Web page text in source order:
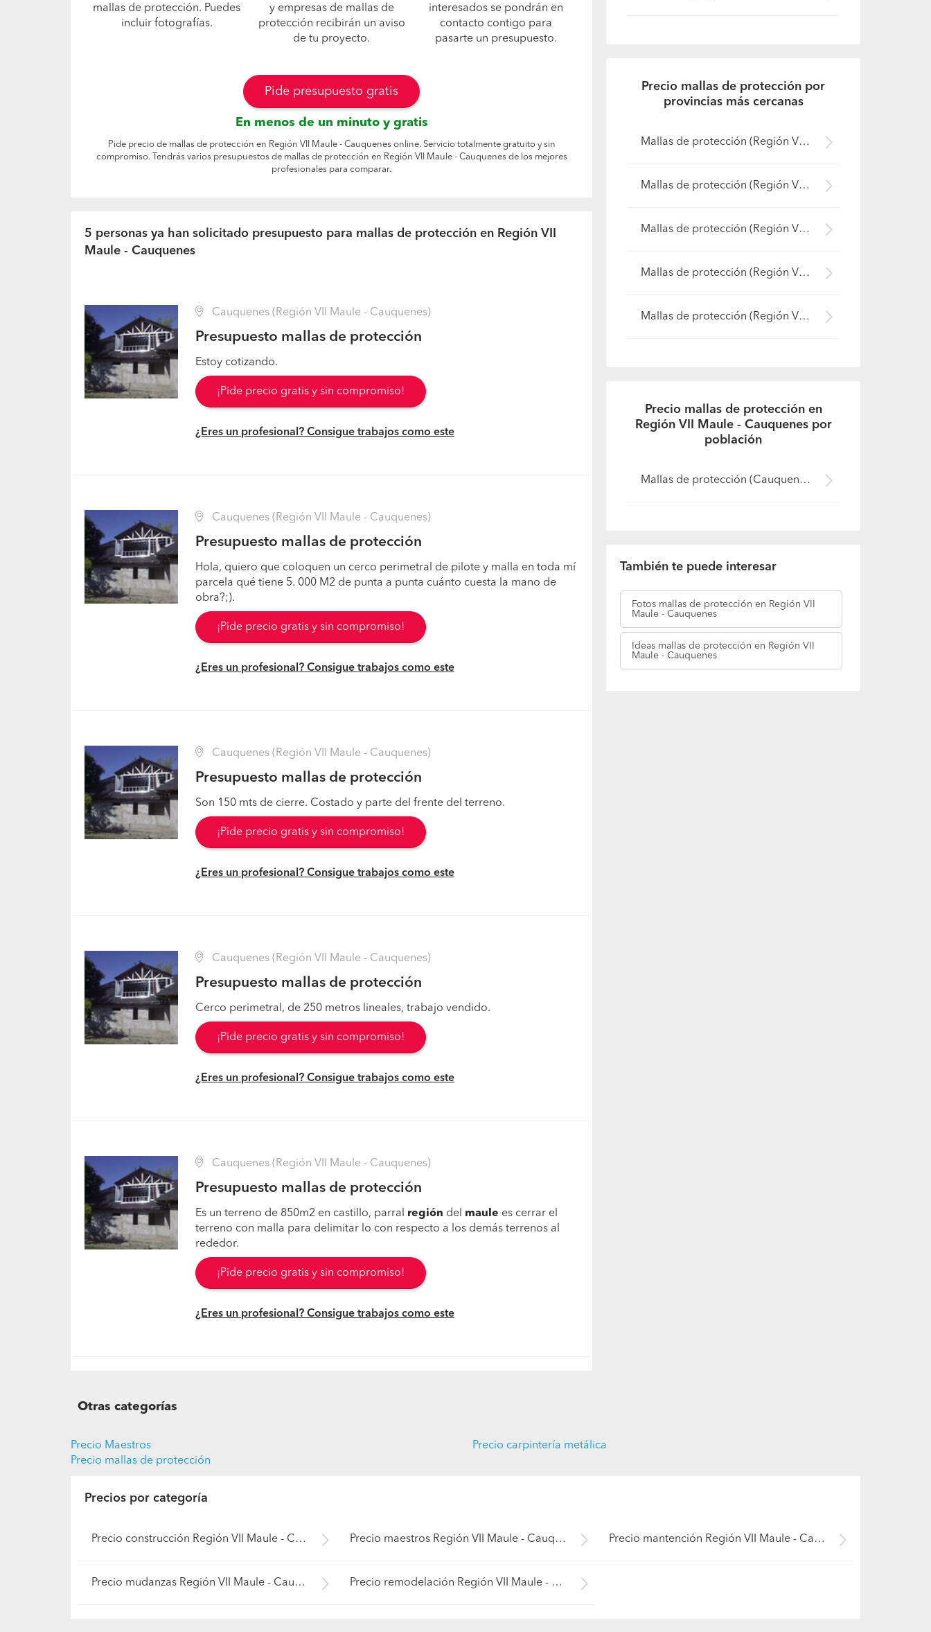
mallas de protección. Puedes
incluir fotografías.
y empresas de mallas de
protección recibirán un aviso
de tu proyecto.
interesados se pondrán en
contacto contigo para
pasarte un presupuesto.
Pide presupuesto gratis
En menos de un minuto y gratis
Pide precio de mallas de protección en Región VII Maule - Cauquenes online. Servicio totalmente gratuito y sin
compromiso. Tendrás varios presupuestos de mallas de protección en Región VII Maule - Cauquenes de los mejores
profesionales para comparar.
5 personas ya han solicitado presupuesto para mallas de protección en Región VII
Maule - Cauquenes
Cauquenes (Región VII Maule - Cauquenes)
Presupuesto mallas de protección
Estoy cotizando.
¡Pide precio gratis y sin compromiso!
¿Eres un profesional? Consigue trabajos como este
Cauquenes (Región VII Maule - Cauquenes)
Presupuesto mallas de protección
Hola, quiero que coloquen un cerco perimetral de pilote y malla en toda mí
parcela qué tiene 5. 000 M2 de punta a punta cuánto cuesta la mano de
obra?;).
¡Pide precio gratis y sin compromiso!
¿Eres un profesional? Consigue trabajos como este
Cauquenes (Región VII Maule - Cauquenes)
Presupuesto mallas de protección
Son 150 mts de cierre. Costado y parte del frente del terreno.
¡Pide precio gratis y sin compromiso!
¿Eres un profesional? Consigue trabajos como este
Cauquenes (Región VII Maule - Cauquenes)
Presupuesto mallas de protección
Cerco perimetral, de 250 metros lineales, trabajo vendido.
¡Pide precio gratis y sin compromiso!
¿Eres un profesional? Consigue trabajos como este
Cauquenes (Región VII Maule - Cauquenes)
Presupuesto mallas de protección
Es un terreno de 850m2 en castillo, parral región del maule es cerrar el
terreno con malla para delimitar lo con respecto a los demás terrenos al
rededor.
¡Pide precio gratis y sin compromiso!
¿Eres un profesional? Consigue trabajos como este
Precio mallas de protección por
provincias más cercanas
Mallas de protección (Región VII Maule - Talca)
Mallas de protección (Región VIII Biobío - Ñuble)
Mallas de protección (Región VII Maule - Linares)
Mallas de protección (Región VIII Biobío - Bío-Bío)
Mallas de protección (Región VIII Biobío - Concepción)
Precio mallas de protección en
Región VII Maule - Cauquenes por
población
Mallas de protección (Cauquenes)
También te puede interesar
Fotos mallas de protección en Región VII
Maule - Cauquenes
Ideas mallas de protección en Región VII
Maule - Cauquenes
Otras categorías
Precio Maestros
Precio carpintería metálica
Precio mallas de protección
Precios por categoría
Precio construcción Región VII Maule - Cauquenes Precio maestros Región VII Maule - Cauquenes Precio mantención Región VII Maule - Cauquenes
Precio mudanzas Región VII Maule - Cauquenes Precio remodelación Región VII Maule - Cauquenes